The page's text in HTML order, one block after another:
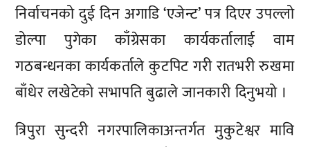
निर्वाचनको दुई दिन अगाडि ‘एजेन्ट’ पत्र दिएर उपल्लो
डोल्पा पुगेका काँग्रेसका कार्यकर्तालाई वाम
गठबन्धनका कार्यकर्ताले कुटपिट गरी रातभरी रुखमा
बाँधेर लखेटेको सभापति बुढाले जानकारी दिनुभयो ।
त्रिपुरा सुन्दरी नगरपालिकाअन्तर्गत मुकुटेश्वर मावि